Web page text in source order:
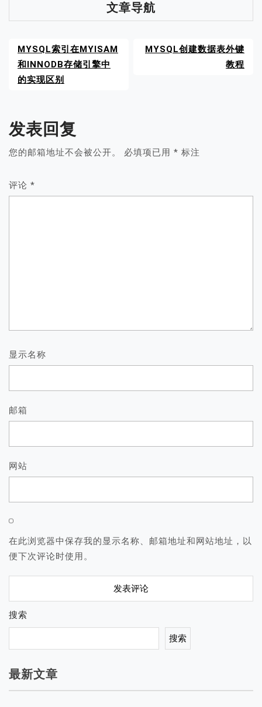
文章导航
MYSQL索引在MYISAM
和INNODB存储引擎中
的实现区别
MYSQL创建数据表外键
教程
发表回复
您的邮箱地址不会被公开。 必填项已用 * 标注
评论 *
显示名称
邮箱
网站
在此浏览器中保存我的显示名称、邮箱地址和网站地址，以
便下次评论时使用。
搜索
搜索
最新文章